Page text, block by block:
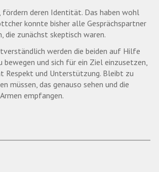
deren Identität. Das haben wohl
konnte bisher alle Gesprächspartner
die zunächst skeptisch waren.
werden die beiden auf Hilfe
und sich für ein Ziel einzusetzen,
und Unterstützung. Bleibt zu
müssen, das genauso sehen und die
empfangen.